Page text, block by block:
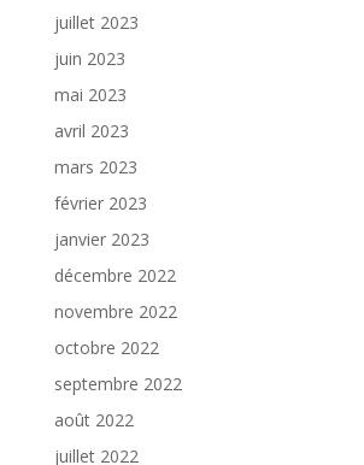
juillet 2023
juin 2023
mai 2023
avril 2023
mars 2023
février 2023
janvier 2023
décembre 2022
novembre 2022
octobre 2022
septembre 2022
août 2022
juillet 2022